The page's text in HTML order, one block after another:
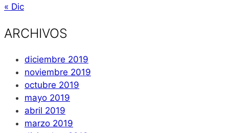
« Dic
ARCHIVOS
diciembre 2019
noviembre 2019
octubre 2019
mayo 2019
abril 2019
marzo 2019